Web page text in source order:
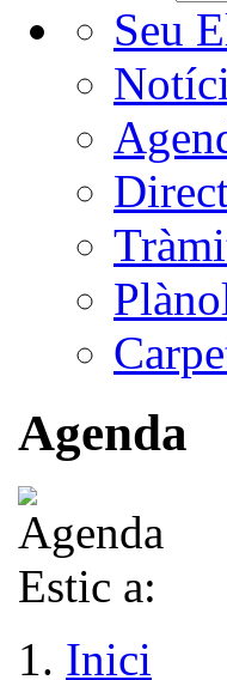
Seu
Agenda
Estic a:
Inici